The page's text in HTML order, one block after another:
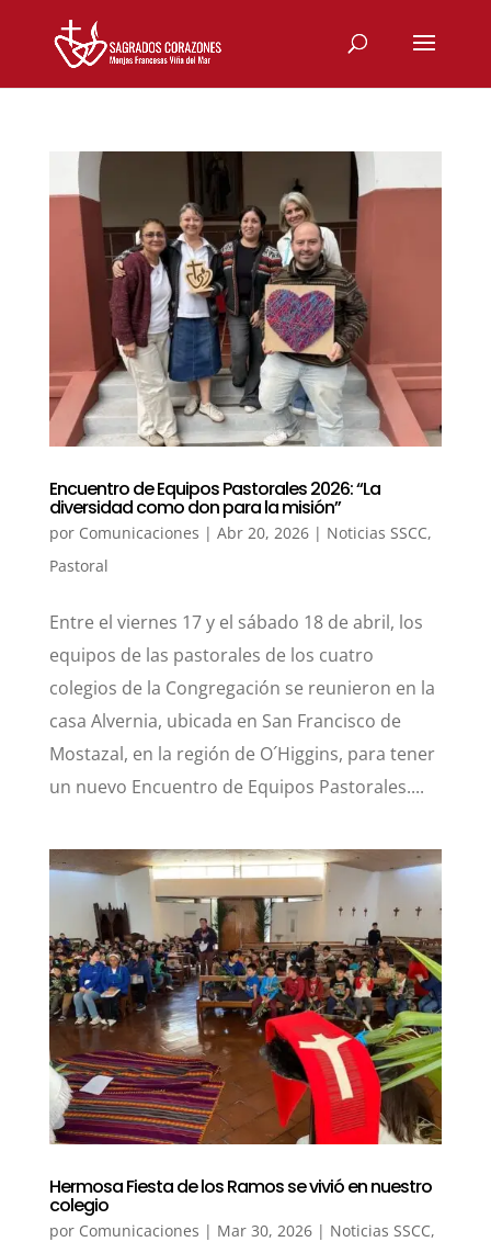
Encuentro de Equipos Pastorales 2026: “La
diversidad como don para la misión”
por Comunicaciones | Abr 20, 2026| Noticias SSCC,
Pastoral
Entre el viernes 17 y el sábado 18 de abril, los
equipos de las pastorales de los cuatro
colegios de la Congregación se reunieron en la
casa Alvernia, ubicada en San Francisco de
Mostazal, en la región de O´Higgins, para tener
un nuevo Encuentro de Equipos Pastorales....
Hermosa Fiesta de los Ramos se vivió en nuestro
colegio
por Comunicaciones | Mar 30, 2026| Noticias SSCC,